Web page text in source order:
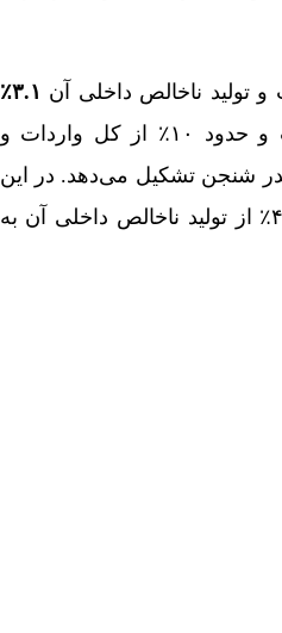
۳.۱٪
است. همچنین، شنژن بزرگ‌ترین شهر صادراتی چین است و حدود ۱۰٪ از کل واردات و
طریق بندر شنجن تشکیل می‌دهد. در این
میان، به‌عنوان بزرگ‌ترین شهر صنعتی در چین شناخته می‌شود و تقریباً ۴۰٪ از تولید ناخالص داخلی آن به